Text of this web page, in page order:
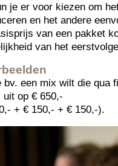
je er voor kiezen om
en het andere
van een pakket
van het
bv. een mix wilt die qua
uit op € 650,-
+ € 150,- + € 150,-).